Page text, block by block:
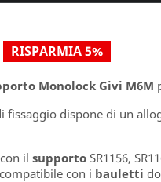
RISPARMIA 5%
Monolock Givi M6M
fissaggio dispone di un
il supporto SR1156,
con i bauletti